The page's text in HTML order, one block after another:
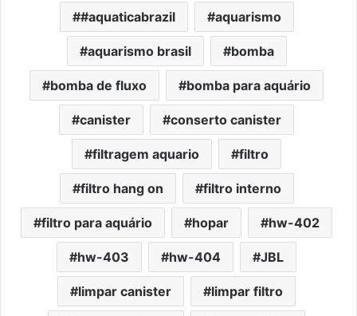
#aquaticabrazil aquarismo
aquarismo brasil bomba
bomba de fluxo bomba para aquário
canister conserto canister
filtragem aquario filtro
filtro hang on filtro interno
filtro para aquário hopar hw-402
hw-403 hw-404 JBL
limpar canister limpar filtro